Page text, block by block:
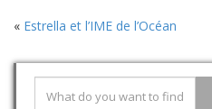
« Estrella et l’IME de l’Océan